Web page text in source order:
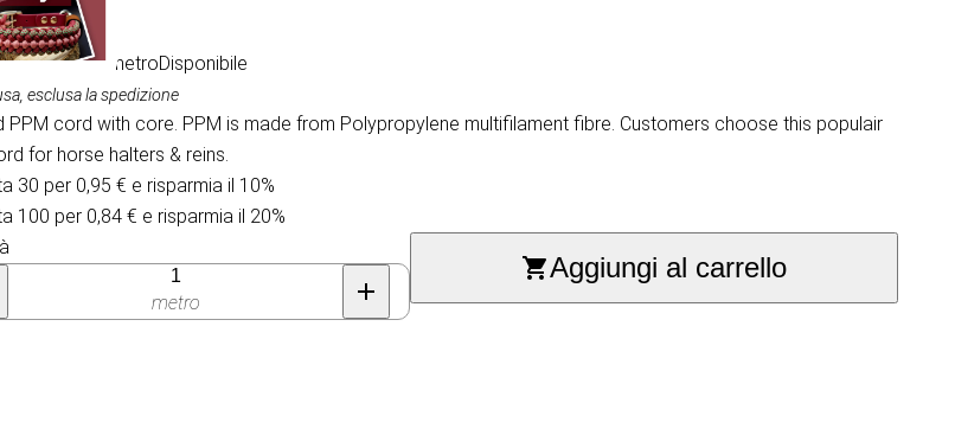
€/ al metroDisponibile
esclusa la spedizione
PPM cord with core. PPM is made from Polypropylene multifilament fibre. Customers choose this populair
for horse halters & reins.
30 per 0,95 € e risparmia il 10%
100 per 0,84 € e risparmia il 20%
metro
Aggiungi al carrello